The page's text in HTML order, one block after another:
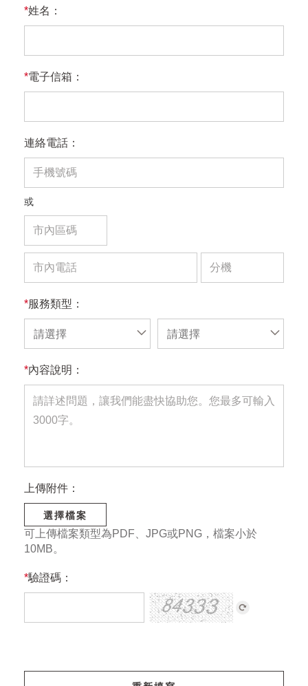
*姓名：
*電子信箱：
連絡電話：
或
*服務類型：
請選擇 請選擇
*內容說明：
上傳附件：
選擇檔案
可上傳檔案類型為PDF、JPG或PNG，檔案小於
10MB。
*驗證碼：